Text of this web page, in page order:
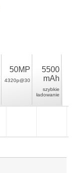
50MP
4320p@30
5500
mAh
szybkie
ładowanie